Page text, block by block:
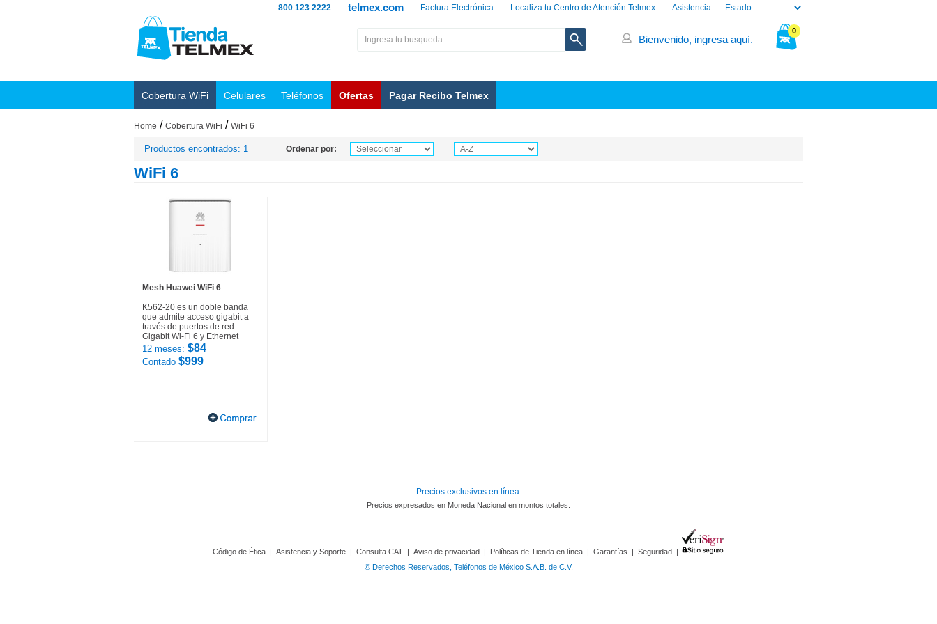
Asistencia
Localiza tu Centro de Atención Telmex
Factura Electrónica
telmex.com
800 123 2222
0
Bienvenido, ingresa aquí.
Cobertura WiFi Celulares Teléfonos Ofertas Pagar Recibo Telmex
Home / Cobertura WiFi / WiFi 6
Productos encontrados: 1 Ordenar por:
WiFi 6
Mesh Huawei WiFi 6
K562-20 es un doble banda
que admite acceso gigabit a
través de puertos de red
Gigabit Wi-Fi 6 y Ethernet
12 meses: $84
Contado $999
Precios exclusivos en línea.
Precios expresados en Moneda Nacional en montos totales.
Código de Ética | Asistencia y Soporte | Consulta CAT | Aviso de privacidad | Políticas de Tienda en línea | Garantías | Seguridad |
© Derechos Reservados, Teléfonos de México S.A.B. de C.V.